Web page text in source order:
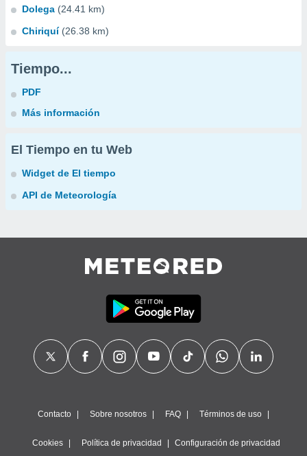
Dolega (24.41 km)
Chiriquí (26.38 km)
Tiempo...
PDF
Más información
El Tiempo en tu Web
Widget de El tiempo
API de Meteorología
Contacto Sobre nosotros FAQ Términos de uso
Cookies Política de privacidad Configuración de privacidad